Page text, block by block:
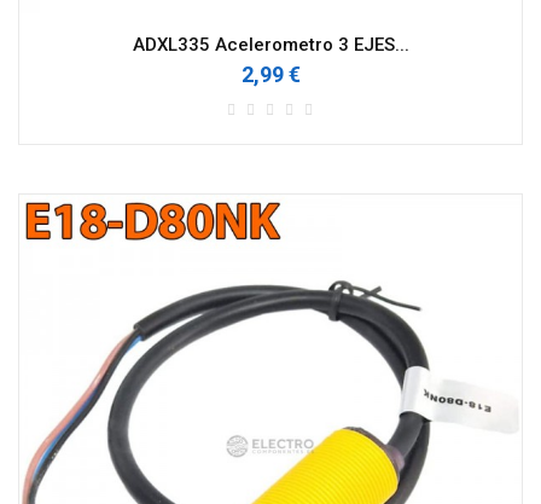
ADXL335 Acelerometro 3 EJES...
2,99 €